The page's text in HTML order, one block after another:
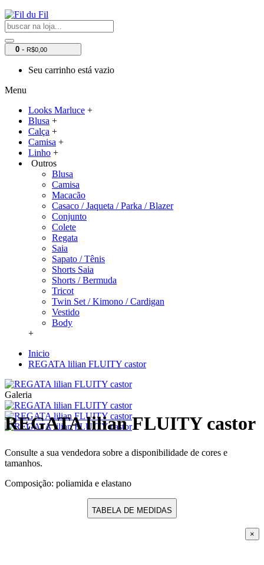
0 - R$0,00
Seu carrinho está vazio
Menu
Looks Marluce +
Blusa +
Calça +
Camisa +
Linho +
Outros
Blusa
Camisa
Macacão
Casaco / Jaqueta / Parka / Blazer
Conjunto
Colete
Regata
Saia
Sapato / Tênis
Shorts Saia
Shorts / Bermuda
Tricot
Twin Set / Kimono / Cardigan
Vestido
Body
+
Inicio
REGATA lilian FLUITY castor
Galeria
REGATA lilian FLUITY castor
Consulte a sua vendedora sobre a disponibilidade de cores e
tamanhos.
Composição: poliamida e elastano
TABELA DE MEDIDAS
×